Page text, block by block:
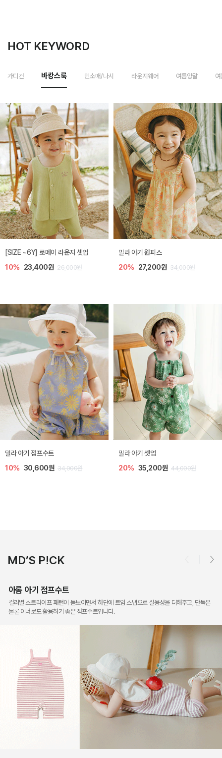
HOT KEYWORD
가디건 바캉스룩 민소매/나시 라운지웨어 여름양말
엘리오 아기 블라우스
20% 21,600원 27,000원
엘로디 니트 아기 뷔스티에
20% 21,600원 27,000원
토닉 아기 민소매 티셔츠
20% 11,200원 14,000원
베티 니트 아기 민소매 티셔츠
10% 24,300원 27,000원
MD’S P!CK
아롬 아기 점프수트
컬러별 스트라이프 패턴이 돋보이면서 하단에 트임 스냅으로 실용성을 더해주고, 단독은
물론 이너로도 활용하기 좋은 점프수트입니다.